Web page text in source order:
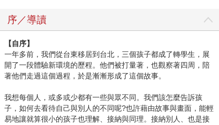
序／導讀
【自序】
一年多前，我們從台東移居到台北，三個孩子都成了轉學生，展
開了一段體驗新環境的歷程。他們被打量著，也觀察著四周，陪
著他們走過這個過程，於是漸漸形成了這個故事。
我想每個人，或多或少都有一些與眾不同。我們該怎麼告訴孩
子，如何去看待自己與別人的不同呢?也許藉由故事與畫面，能輕
易地讓就算很小的孩子也理解、接納與同理。接納別人、也是接